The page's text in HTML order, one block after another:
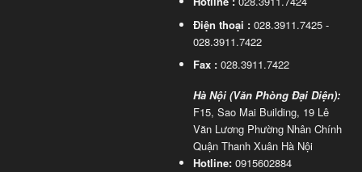
Điện thoại : 028.3911.7425 -
028.3911.7422
Fax : 028.3911.7422
Hà Nội (Văn Phòng Đại Diện):
F15, Sao Mai Building, 19 Lê
Văn Lương Phường Nhân Chính
Quận Thanh Xuân Hà Nội
Hotline: 0915602884